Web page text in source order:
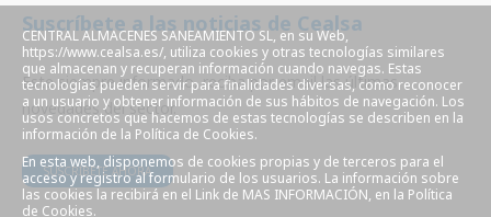
Suscríbete a las noticias de Cealsa
Este siempre informado, reciba por email las últimas
novedades del sector.
SUSCRÍBETE AHORA
CENTRAL ALMACENES SANEAMIENTO SL, en su Web,
https://www.cealsa.es/, utiliza cookies y otras tecnologías similares
que almacenan y recuperan información cuando navegas. Estas
tecnologías pueden servir para finalidades diversas, como reconocer
a un usuario y obtener información de sus hábitos de navegación. Los
usos concretos que hacemos de estas tecnologías se describen en la
información de la Política de Cookies.
En esta web, disponemos de cookies propias y de terceros para el
acceso y registro al formulario de los usuarios. La información sobre
las cookies la recibirá en el Link de MAS INFORMACIÓN, en la Política
de Cookies.